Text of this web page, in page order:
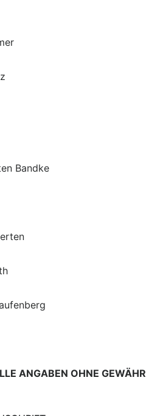
Bandke
ANGABEN OHNE GEWÄHR